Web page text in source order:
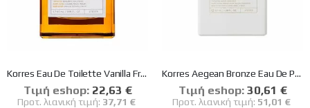
Korres Eau De Toilette Vanilla Freesia Γυναικείο Άρωμα Βανίλια Φρέζια 50ml
Tιμή eshop: Ειδική
Τιμή
22,63 €
Προτ. λιανική τιμή: 37,71 €
Korres Aegean Bronze Eau De Parfum Γυναικείο Άρωμα του Αιγαίου 50ml
Tιμή eshop: Ειδική
Τιμή
30,61 €
Προτ. λιανική τιμή: 51,01 €